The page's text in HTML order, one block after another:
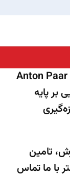
ویسکومتر دیجیتال چرخشی و سینماتیک Anton Paar
بر پایه
تامین
با ما تماس